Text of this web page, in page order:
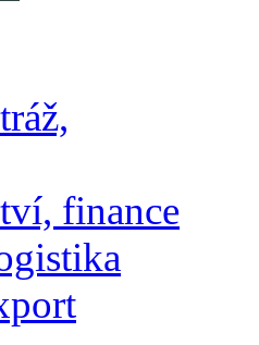
finance